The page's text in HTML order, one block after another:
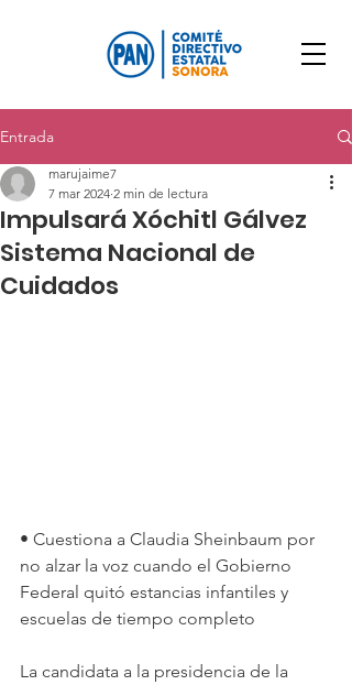
Entrada
Impulsará Xóchitl Gálvez
Sistema Nacional de
Cuidados
marujaime7
7 mar 2024 2 min de lectura
• Cuestiona a Claudia Sheinbaum por
no alzar la voz cuando el Gobierno
Federal quitó estancias infantiles y
escuelas de tiempo completo
La candidata a la presidencia de la